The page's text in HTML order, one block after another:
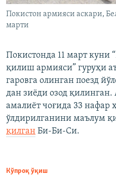
Покистон армияси аскари,
марти
Покистонда 11 март куни
қилиш армияси” гуруҳи
гаровга олинган поезд
дан зиёди озод
амалиёт чоғида 33 нафар
ўлдирилганини маълум
қилган Би-Би-Си.
Кўпроқ ўқиш